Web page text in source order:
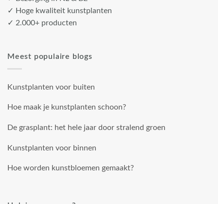
✓ Hoge kwaliteit kunstplanten
✓ 2.000+ producten
Meest populaire blogs
Kunstplanten voor buiten
Hoe maak je kunstplanten schoon?
De grasplant: het hele jaar door stralend groen
Kunstplanten voor binnen
Hoe worden kunstbloemen gemaakt?